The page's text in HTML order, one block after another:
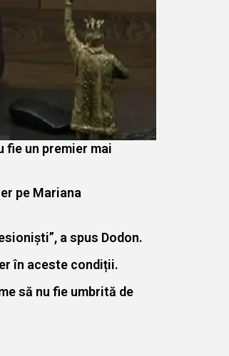
fie un premier mai
pe Mariana
a spus Dodon.
în aceste condiții.
să nu fie umbrită de